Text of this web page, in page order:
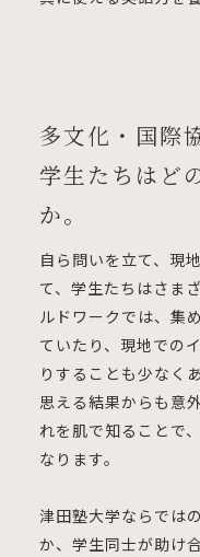
多文化・国際
学生たちはど
か。
自ら問いを立て、現
て、学生たちはさま
ルドワークでは、集
ていたり、現地での
りすることも少なく
思える結果からも意
れを肌で知ることで
なります。
津田塾大学ならでは
か、学生同士が助け